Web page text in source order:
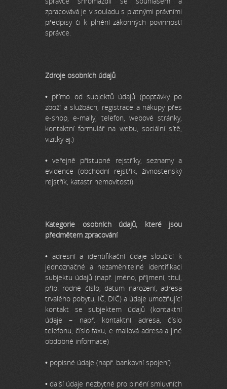
zpracovává je v souladu s platnými právními
předpisy či k plnění zákonných povinností
správce.
Zdroje osobních údajů
• přímo od subjektů údajů (poptávky po
zboží a službách, registrace a nákupy přes
e-shop, e-maily, telefon, webové stránky,
kontaktní formulář na webu, sociální sítě,
vizitky aj.)
• veřejně přístupné rejstříky, seznamy a
evidence (obchodní rejstřík, živnostenský
rejstřík, katastr nemovitostí)
Kategorie osobních údajů, které jsou
předmětem zpracování
• adresní a identifikační údaje sloužící k
jednoznačné a nezaměnitelné identifikaci
subjektu údajů (např. jméno, příjmení, titul,
příp. rodné číslo, datum narození, adresa
trvalého pobytu, IČ, DIČ) a údaje umožňující
kontakt se subjektem údajů (kontaktní
údaje – např. kontaktní adresa, číslo
telefonu, číslo faxu, e-mailová adresa a jiné
obdobné informace)
• popisné údaje (např. bankovní spojení)
• další údaje nezbytné pro plnění smluvních